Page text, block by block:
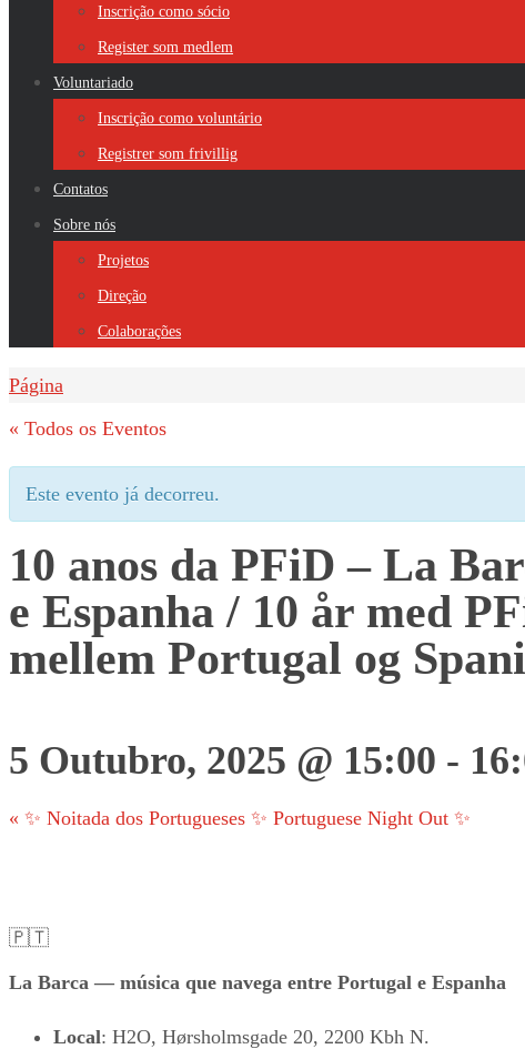
Inscrição como sócio
Register som medlem
Voluntariado
Inscrição como voluntário
Registrer som frivillig
Contatos
Sobre nós
Projetos
Direção
Colaborações
Home
Página
« Todos os Eventos
Este evento já decorreu.
10 anos da PFiD – La
e Espanha / 10 år med
mellem Portugal og
5 Outubro, 2025 @ 15:00 -
« ✨ Noitada dos Portugueses ✨ Portuguese Night Out ✨
🇵🇹
La Barca — música que navega entre Portugal e Espanha
Local: H2O, Hørsholmsgade 20, 2200 Kbh N.